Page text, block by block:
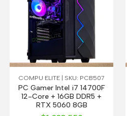
COMPU ELITE | SKU: PCB507
PC Gamer Intel i7 14700F
12-Core + 16GB DDR5 +
RTX 5060 8GB